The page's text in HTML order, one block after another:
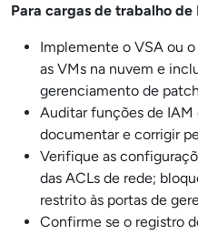
Para cargas de trabalho de
Implemente o VSA ou
as VMs na nuvem e
gerenciamento de
Auditar funções de IAM
documentar e corrigir
Verifique as
das ACLs de rede;
restrito às portas de
Confirme se o registro